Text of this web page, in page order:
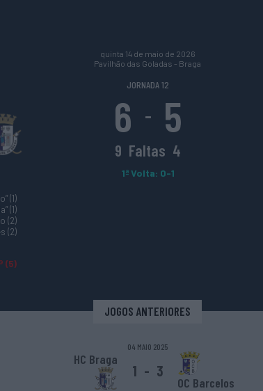
quinta 14 de maio de 2026
Pavilhão das Goladas - Braga
JORNADA 12
6 - 5
9 Faltas 4
1ª Volta: 0-1
(1)
(1)
(2)
(2)
(5)
JOGOS ANTERIORES
04 MAIO 2025
HC Braga
1 - 3
OC Barcelos